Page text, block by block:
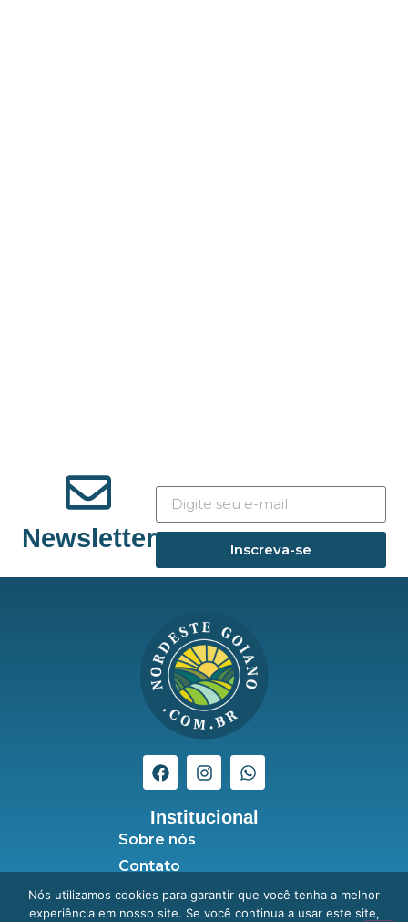
Newsletter Inscreva-se
Institucional
Sobre nós
Contato
Seja anunciante
Nós utilizamos cookies para garantir que você tenha a melhor
experiência em nosso site. Se você continua a usar este site,